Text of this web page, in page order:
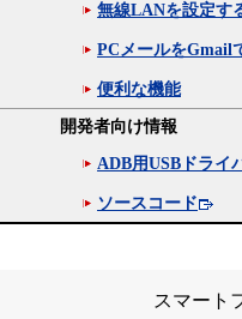
無線LANを設定す
PCメールをGmail
便利な機能
開発者向け情報
ADB用USBドライ
ソースコード
スマート